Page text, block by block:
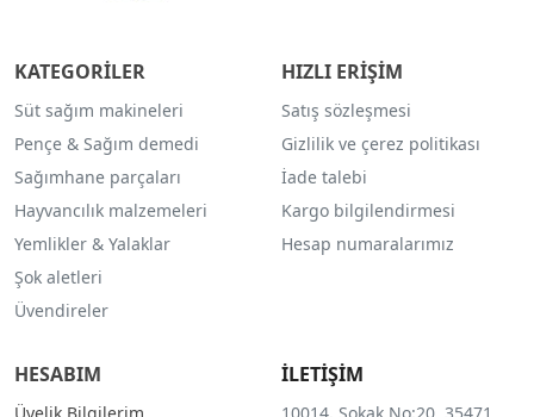
KATEGORİLER
Süt sağım makineleri
Pençe & Sağım demedi
Sağımhane parçaları
Hayvancılık malzemeleri
Yemlikler & Yalaklar
Şok aletleri
Üvendireler
HIZLI ERİŞİM
Satış sözleşmesi
Gizlilik ve çerez politikası
İade talebi
Kargo bilgilendirmesi
Hesap numaralarımız
HESABIM İLETİŞİM